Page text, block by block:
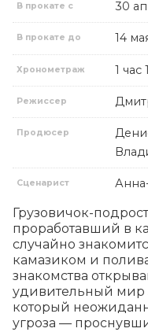
В прокате с 30
В прокате до 14
Хронометраж 1 час
Режиссер
Продюсер
Сценарист
Грузовичок-
проработавший в
случайно
камазиком и
знакомства
удивительный мир
который
угроза —